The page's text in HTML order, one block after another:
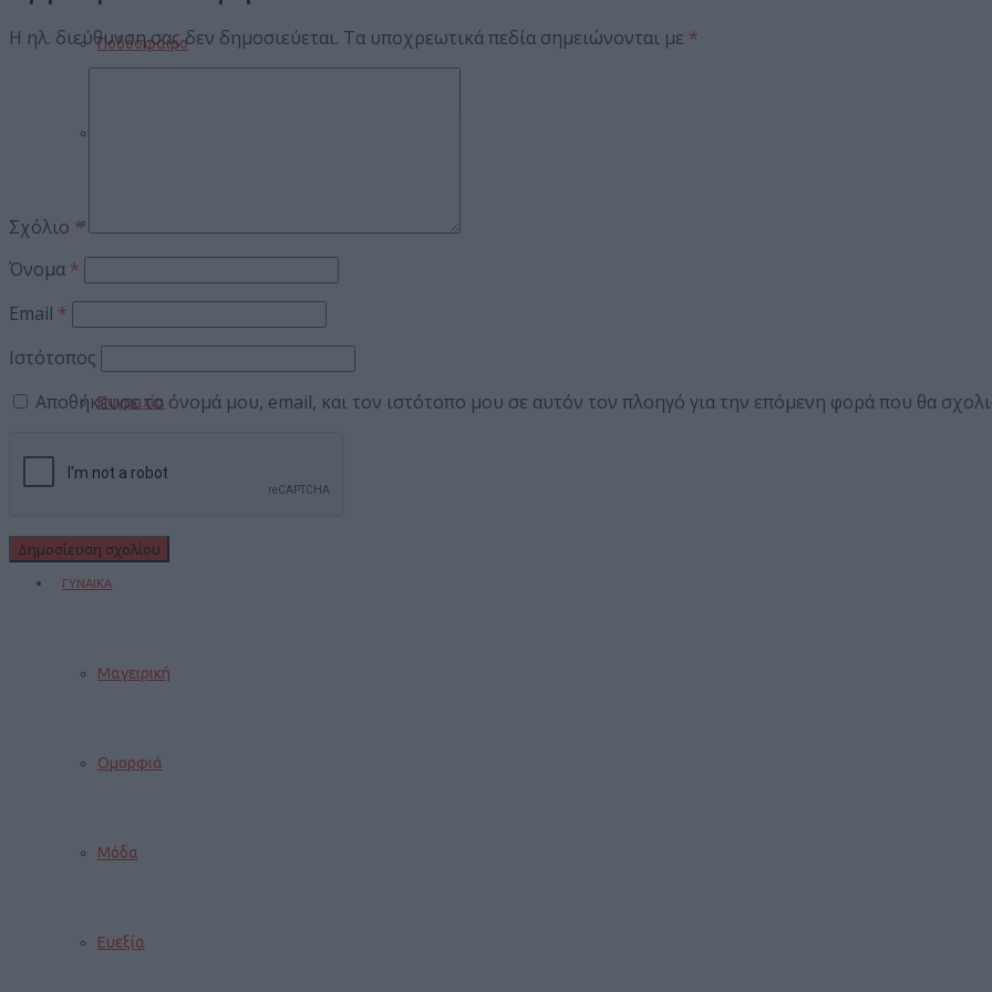
Ποδόσφαιρο
Πυγμαχία
ΓΥΝΑΙΚΑ
Μαγειρική
Ομορφιά
Μόδα
Ευεξία
Η ηλ. διεύθυνση σας δεν δημοσιεύεται. Τα υποχρεωτικά πεδία σημειώνονται με *
Σχόλιο *
Όνομα *
Email *
Ιστότοπος
Αποθήκευσε το όνομά μου, email, και τον ιστότοπο μου σε αυτόν τον πλοηγό για την επόμενη φορά που θα